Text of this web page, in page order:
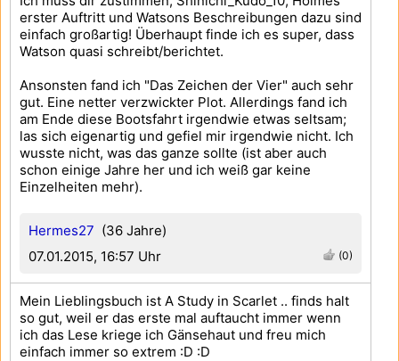
Hermes27 (36 Jahre)
07.01.2015, 16:57 Uhr
(0)
erster Auftritt und Watsons Beschreibungen dazu sind
einfach großartig! Überhaupt finde ich es super, dass
Watson quasi schreibt/berichtet.
Ansonsten fand ich "Das Zeichen der Vier" auch sehr
gut. Eine netter verzwickter Plot. Allerdings fand ich
am Ende diese Bootsfahrt irgendwie etwas seltsam;
las sich eigenartig und gefiel mir irgendwie nicht. Ich
wusste nicht, was das ganze sollte (ist aber auch
schon einige Jahre her und ich weiß gar keine
Einzelheiten mehr).
Mein Lieblingsbuch ist A Study in Scarlet .. finds halt
so gut, weil er das erste mal auftaucht immer wenn
ich das Lese kriege ich Gänsehaut und freu mich
einfach immer so extrem :D :D